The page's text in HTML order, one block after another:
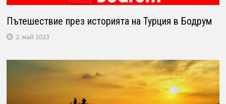
Пътешествие през историята на Турция в Бодрум
2. май 2023